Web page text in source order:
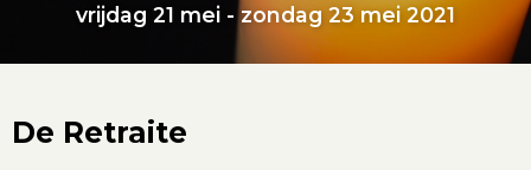
vrijdag 21 mei - zondag 23 mei 2021
De Retraite